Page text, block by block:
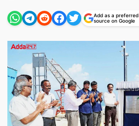
Add as a preferred
source on Google